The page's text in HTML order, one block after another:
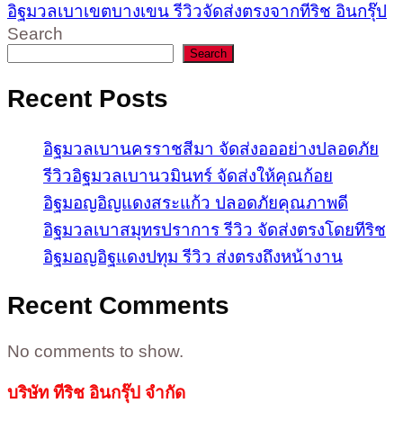
อิฐมวลเบาเขตบางเขน รีวิวจัดส่งตรงจากทีริช อินกรุ๊ป
Search
Search
Recent Posts
อิฐมวลเบานครราชสีมา จัดส่งอออย่างปลอดภัย
รีวิวอิฐมวลเบานวมินทร์ จัดส่งให้คุณก้อย
อิฐมอญอิญแดงสระแก้ว ปลอดภัยคุณภาพดี
อิฐมวลเบาสมุทรปราการ รีวิว จัดส่งตรงโดยทีริช
อิฐมอญอิฐแดงปทุม รีวิว ส่งตรงถึงหน้างาน
Recent Comments
No comments to show.
บริษัท ทีริช อินกรุ๊ป จำกัด